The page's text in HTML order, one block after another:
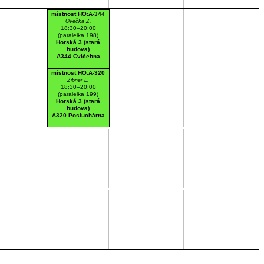
místnost HO:A-344
Ovečka Z.
18:30–20:00
(paralelka 198)
Horská 3 (stará
budova)
A344 Cvičebna
místnost HO:A-320
Zibner L.
18:30–20:00
(paralelka 199)
Horská 3 (stará
budova)
A320 Posluchárna